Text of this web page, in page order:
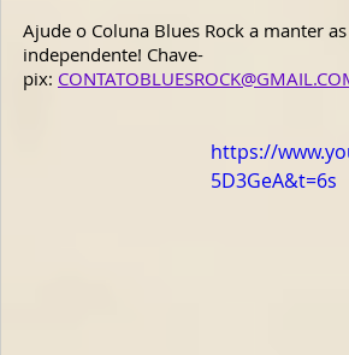
Ajude o Coluna Blues Rock a manter
independente! Chave-
pix:
https://
5D3GeA&t=6s